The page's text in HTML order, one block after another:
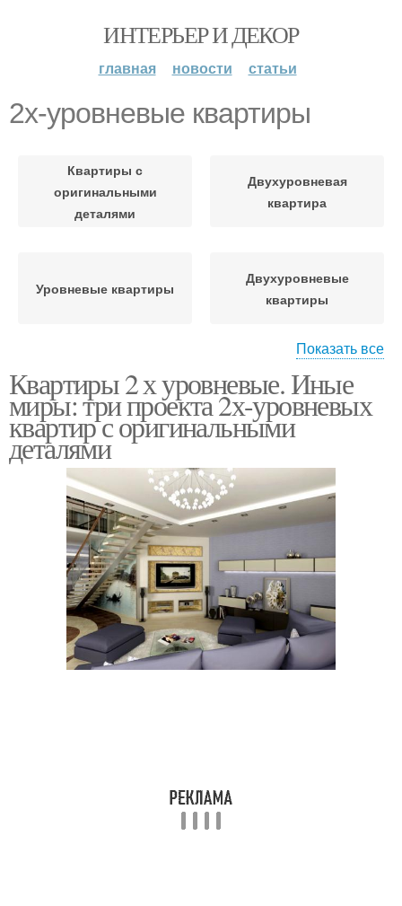
ИНТЕРЬЕР И ДЕКОР
главная новости статьи
2х-уровневые квартиры
Квартиры с
оригинальными
деталями
Двухуровневая
квартира
Уровневые квартиры
Двухуровневые
квартиры
Двухярусная квартира Квартиры в киеве
Двухэтажная квартира
Квартиры от
застройщика
Этажная квартира Двухэтажные квартиры
Пространство в
Показать все
Квартиры 2 х уровневые. Иные
миры: три проекта 2х-уровневых
квартир с оригинальными
деталями